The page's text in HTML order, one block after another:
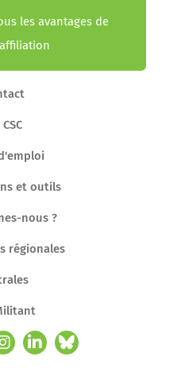
les avantages de
et outils
nous ?
régionales